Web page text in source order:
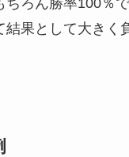
結果として大きく